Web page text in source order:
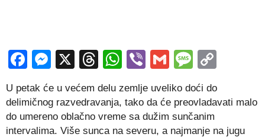
Facebook
Messenger
X Threads
WhatsApp
ViberGmail
U petak će u većem delu zemlje uveliko doći do
delimičnog razvedravanja, tako da će preovladavati malo
do umereno oblačno vreme sa dužim sunčanim
intervalima. Više sunca na severu, a najmanje na jugu